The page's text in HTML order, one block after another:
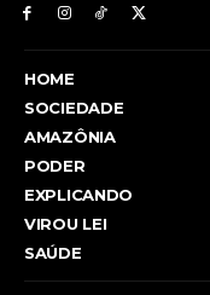
HOME
SOCIEDADE
AMAZÔNIA
PODER
EXPLICANDO
VIROU LEI
SAÚDE